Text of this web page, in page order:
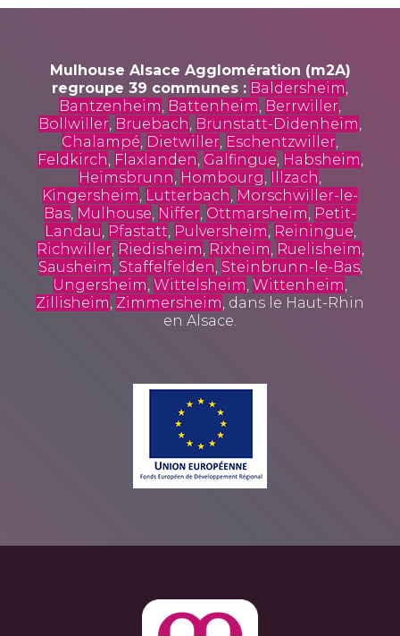
Mulhouse Alsace Agglomération (m2A)
regroupe 39 communes : Baldersheim,
Bantzenheim, Battenheim, Berrwiller,
Bollwiller, Bruebach, Brunstatt-Didenheim,
Chalampé, Dietwiller, Eschentzwiller,
Feldkirch, Flaxlanden, Galfingue, Habsheim,
Heimsbrunn, Hombourg, Illzach,
Kingersheim, Lutterbach, Morschwiller-le-
Bas, Mulhouse, Niffer, Ottmarsheim, Petit-
Landau, Pfastatt, Pulversheim, Reiningue,
Richwiller, Riedisheim, Rixheim, Ruelisheim,
Sausheim, Staffelfelden, Steinbrunn-le-Bas,
Ungersheim, Wittelsheim, Wittenheim,
Zillisheim, Zimmersheim, dans le Haut-Rhin
en Alsace.